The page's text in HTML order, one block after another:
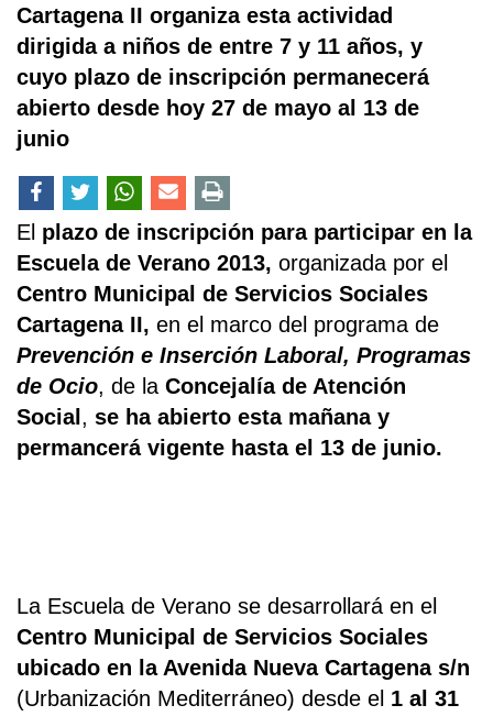
Cartagena II organiza esta actividad
dirigida a niños de entre 7 y 11 años, y
cuyo plazo de inscripción permanecerá
abierto desde hoy 27 de mayo al 13 de
junio
El plazo de inscripción para participar en la
Escuela de Verano 2013, organizada por el
Centro Municipal de Servicios Sociales
Cartagena II, en el marco del programa de
Prevención e Inserción Laboral, Programas
de Ocio, de la Concejalía de Atención
Social , se ha abierto esta mañana y
permancerá vigente hasta el 13 de junio.
La Escuela de Verano se desarrollará en el
Centro Municipal de Servicios Sociales
ubicado en la Avenida Nueva Cartagena s/n
(Urbanización Mediterráneo) desde el 1 al 31